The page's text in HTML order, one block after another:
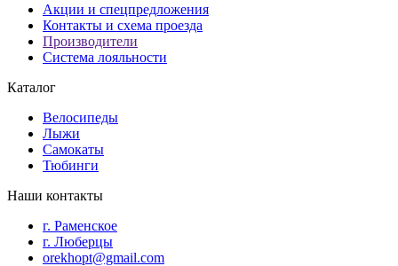
Акции и спецпредложения
Контакты и схема проезда
Производители
Система лояльности
Каталог
Велосипеды
Лыжи
Самокаты
Тюбинги
Наши контакты
г. Раменское
г. Люберцы
orekhopt@gmail.com